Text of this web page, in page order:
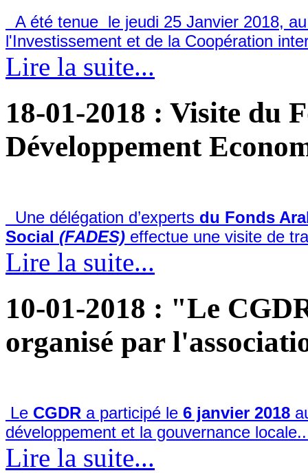
A été tenue le jeudi 25 Janvier 2018,
l'Investissement et de la Coopération
Lire la suite...
18-01-2018 : Visite du
Développement
Une délégation d’experts du Fonds
Social (FADES) effectue une visite de
Lire la suite...
10-01-2018 : "Le
organisé par
Le CGDR a participé le 6 janvier 2018
développement et la gouvernance
Lire la suite...